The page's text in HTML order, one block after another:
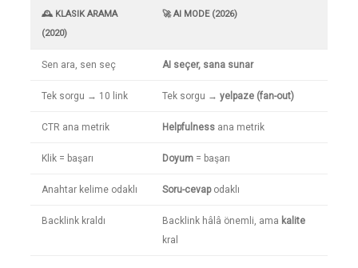
🕰️ KLASIK ARAMA
(2020)
🚀 AI MODE (2026)
Sen ara, sen seç AI seçer, sana sunar
Tek sorgu → 10 link Tek sorgu → yelpaze (fan-out)
CTR ana metrik Helpfulness ana metrik
Klik = başarı Doyum = başarı
Anahtar kelime odaklı Soru-cevapodaklı
Backlink kraldı Backlink hâlâ önemli, ama kalite
kral